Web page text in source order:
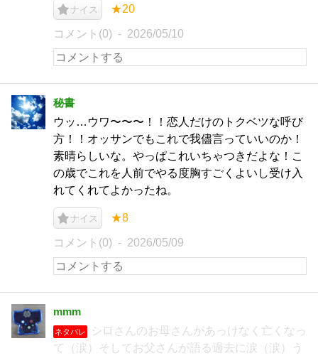
ナイス ★20
コメント(0) 2026/05/10
秘書
ウッ…ウワ〜〜〜！！恋人だけのトクベツな呼び
方！！オッサンでもこれで我儘言っていいのか！
素晴らしいな。やっぱこれいちゃつきだよな！こ
の歳でこれを人前でやる度胸すごくよいし受け入
れてくれてよかったね。
ナイス ★8
コメント(0) 2026/05/09
mmm
ネタバレ
シロさんのお母さんがあっけなく亡くなっ
て（涙）そしてお父さんが語る過去に涙（涙）う